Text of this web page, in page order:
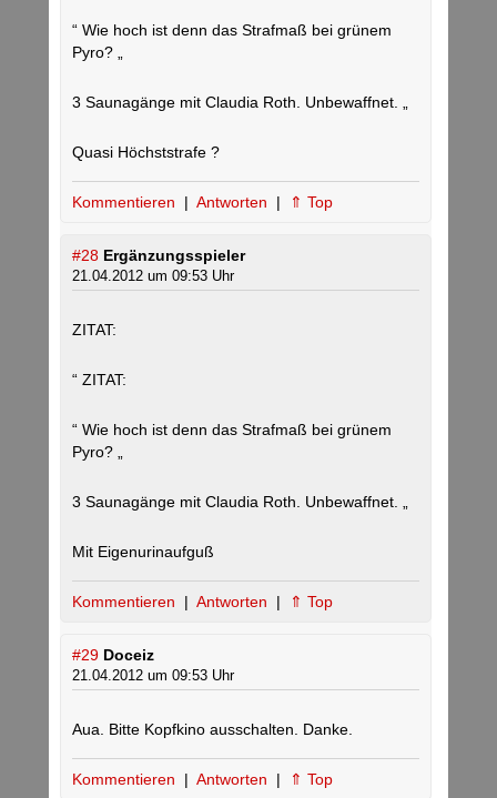
“ Wie hoch ist denn das Strafmaß bei grünem
Pyro? „
3 Saunagänge mit Claudia Roth. Unbewaffnet. „
Quasi Höchststrafe ?
Kommentieren | Antworten | ⇑ Top
#28 Ergänzungsspieler
21.04.2012 um 09:53 Uhr
ZITAT:
“ ZITAT:
“ Wie hoch ist denn das Strafmaß bei grünem
Pyro? „
3 Saunagänge mit Claudia Roth. Unbewaffnet. „
Mit Eigenurinaufguß
Kommentieren | Antworten | ⇑ Top
#29 Doceiz
21.04.2012 um 09:53 Uhr
Aua. Bitte Kopfkino ausschalten. Danke.
Kommentieren | Antworten | ⇑ Top